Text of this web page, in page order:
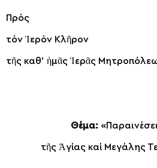
Πρός
τόν Ἱερόν Κλῆρον
τῆς καθ’ ἡμᾶς Ἱερᾶς
Θέμα:
τῆς Ἁ­γί­ας καί Με­γά­λης